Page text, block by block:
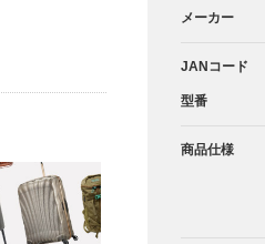
メーカー
JANコード
型番
商品仕様